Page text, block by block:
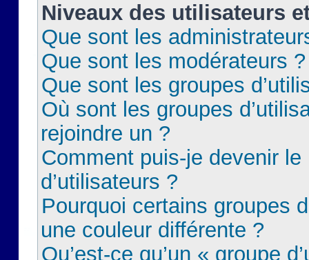
Niveaux des utilisateurs
Que sont les
Que sont les modérateurs ?
Que sont les groupes
Où sont les groupes
rejoindre un ?
Comment puis-je devenir le
d’utilisateurs ?
Pourquoi certains groupes
une couleur différente ?
Qu’est-ce qu’un « groupe